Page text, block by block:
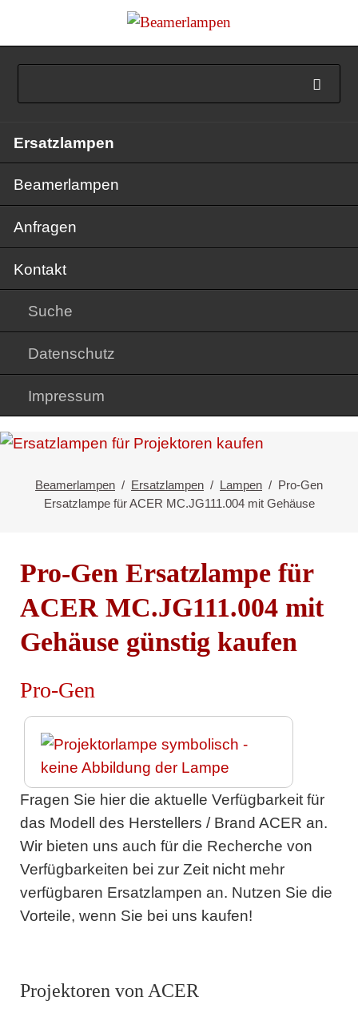
überspringen
Ersatzlampen
Beamerlampen
Anfragen
Kontakt
Suche
Datenschutz
Impressum
Beamerlampen Ersatzlampen Lampen
Pro-Gen
Ersatzlampe für ACER MC.JG111.004 mit Gehäuse
Pro-Gen Ersatzlampe für
ACER MC.JG111.004 mit
Gehäuse günstig kaufen
Pro-Gen
Fragen Sie hier die aktuelle Verfügbarkeit für
das Modell des Herstellers / Brand ACER an.
Wir bieten uns auch für die Recherche von
Verfügbarkeiten bei zur Zeit nicht mehr
verfügbaren Ersatzlampen an. Nutzen Sie die
Vorteile, wenn Sie bei uns kaufen!
Projektoren von ACER